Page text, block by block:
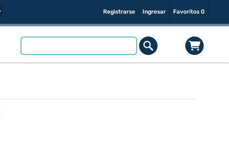
Registrarse Ingresar Favoritos 0